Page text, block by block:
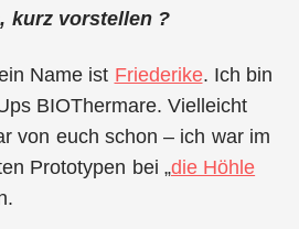
kurz vorstellen ?
Name ist Friederike. Ich bin
BIOThermare. Vielleicht
von euch schon – ich war im
Prototypen bei „die Höhle